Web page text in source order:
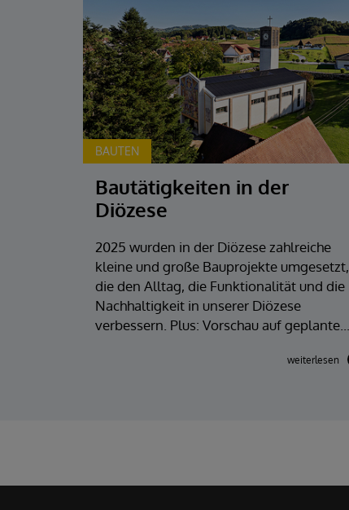
BAUTEN
Bautätigkeiten in der
Diözese
2025 wurden in der Diözese zahlreiche
kleine und große Bauprojekte umgesetzt,
die den Alltag, die Funktionalität und die
Nachhaltigkeit in unserer Diözese
verbessern. Plus: Vorschau auf geplante...
weiterlesen